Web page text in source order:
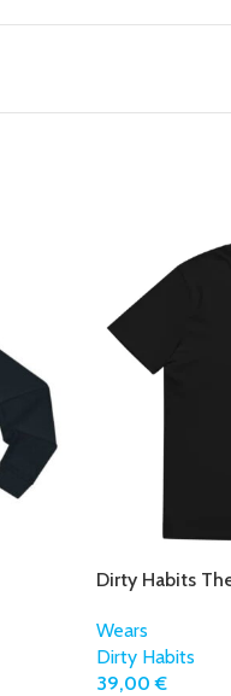
Dirty Habits
Wears
Dirty Habits
39,00€